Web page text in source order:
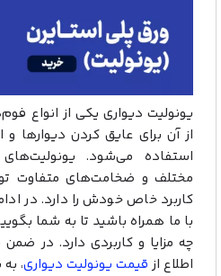
یونولیت دیواری یکی از انواع
از آن برای عایق کردن دیوارها
استفاده می‌شود. یونولیت‌های
مختلف و ضخامت‌های متفاوت
کاربرد خاص خودش را دارد. در
با ما همراه باشید تا به شما
چه مزایا و کاربردی دارد. در ضمن
اطلاع ازقیمت یونولیت دیواری، به